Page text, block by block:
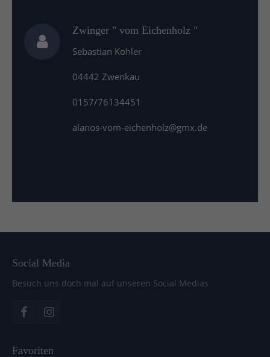
Zwinger " vom Eichenholz "
Sebastian Köhler
04442 Zwenkau
0157/76134451
alanos-vom-eichenholz@gmx.de
Social Media
Besuch uns doch mal auf unseren Social Medias
Favoriten